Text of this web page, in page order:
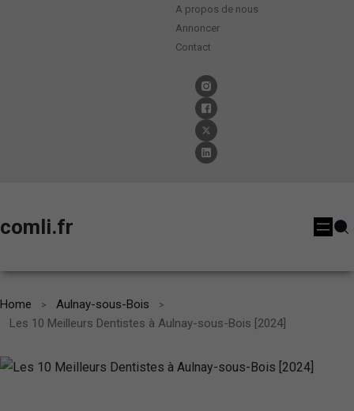
A propos de nous
Annoncer
Contact
comli.fr
Home
Aulnay-sous-Bois
Les 10 Meilleurs Dentistes à Aulnay-sous-Bois [2024]